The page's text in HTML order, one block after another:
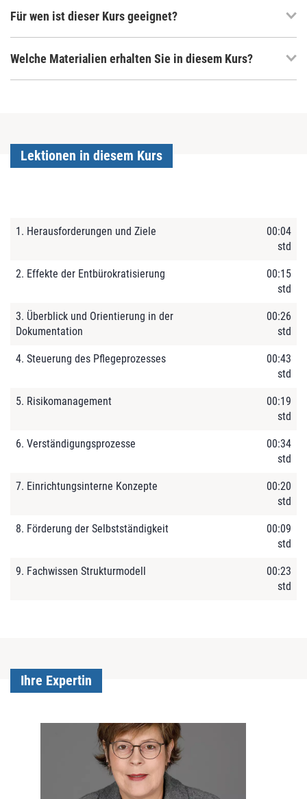
Für wen ist dieser Kurs geeignet?
Welche Materialien erhalten Sie in diesem Kurs?
Lektionen in diesem Kurs
1. Herausforderungen und Ziele
00:04
std
2. Effekte der Entbürokratisierung
00:15
std
3. Überblick und Orientierung in der
Dokumentation
00:26
std
4. Steuerung des Pflegeprozesses
00:43
std
5. Risikomanagement
00:19
std
6. Verständigungsprozesse
00:34
std
7. Einrichtungsinterne Konzepte
00:20
std
8. Förderung der Selbstständigkeit
00:09
std
9. Fachwissen Strukturmodell
00:23
std
Ihre Expertin